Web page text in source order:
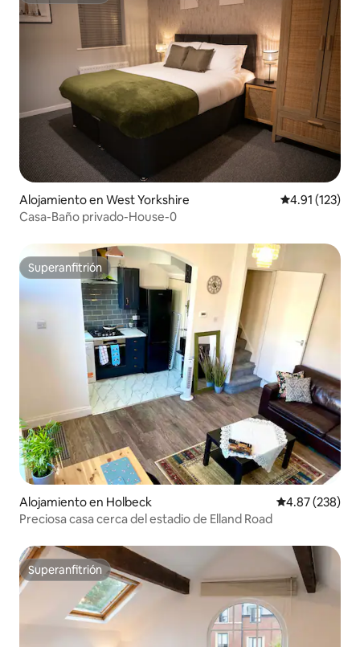
Alojamiento en West Yorkshire Calificación
4.91 (123)
Casa-Baño privado-House-0
Superanfitrión
Superanfitrión
Alojamiento en Holbeck Calificación
4.87 (238)
Preciosa casa cerca del estadio de Elland Road
Superanfitrión
Superanfitrión